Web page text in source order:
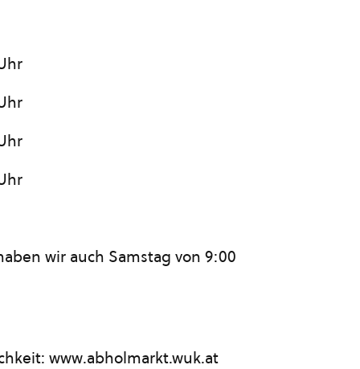
wir auch Samstag von 9:00
www.abholmarkt.wuk.at